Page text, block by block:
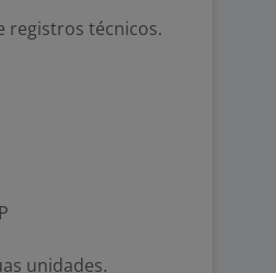
registros técnicos.
unidades.